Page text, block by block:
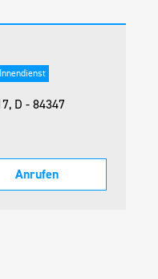
D - 84347
Anrufen